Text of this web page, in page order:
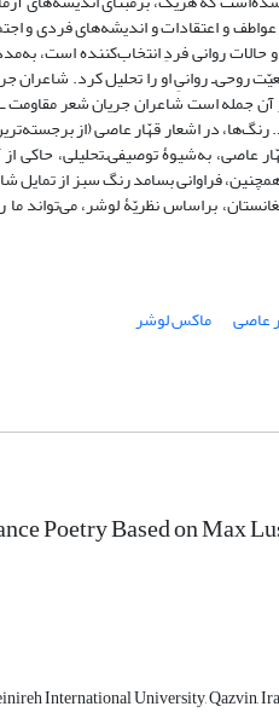
و اعتقادات و اندیشه‌های فردی و
روانی فردِ انتخاب‌کننده است،
روانیِ او را تحلیل کرد. شاعران
جمله است شاعران جریان شعر مقاومت
در اشعار قهّار عاصی (از
عاصی، به‌شیوۀ توصیفی‌ـ‌تحلیلی، حاکی
فراوانی بسامد رنگ سبز از تمایل
براساس نظریّۀ لوشر، می‌تواند
عاصی
ماکس لوشر
Poetry Based on Max
International University, Qazvin,